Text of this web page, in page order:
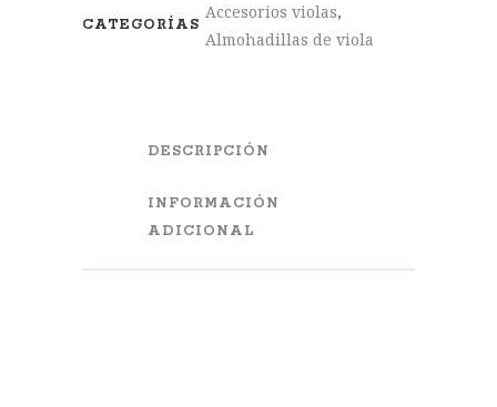
CATEGORÍAS
Accesorios violas,
Almohadillas de viola
DESCRIPCIÓN
INFORMACIÓN
ADICIONAL